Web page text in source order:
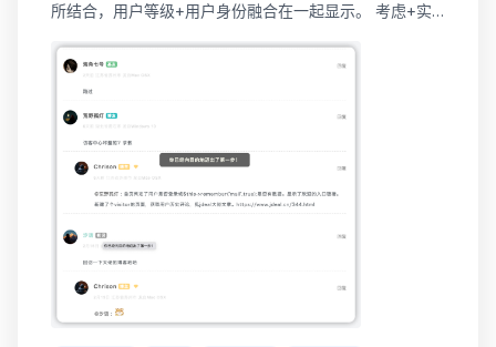
所结合，用户等级+用户身份融合在一起显示。 考虑+实
份：博主、基友、博友。(基友是直接配置，博友是友链抓
据。 除博主和基友不显示评论数量以外，其他访客均显示
评论量。名称指代为：目的地的前进...